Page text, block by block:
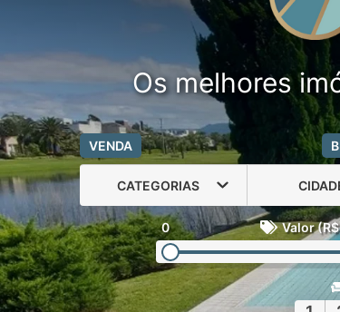
Os melhores
VENDA
CATEGORIAS
0 Valor